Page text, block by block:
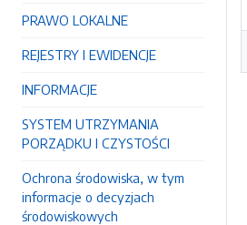
PRAWO LOKALNE
REJESTRY I EWIDENCJE
INFORMACJE
SYSTEM UTRZYMANIA
PORZĄDKU I CZYSTOŚCI
Ochrona środowiska, w tym
informacje o decyzjach
środowiskowych